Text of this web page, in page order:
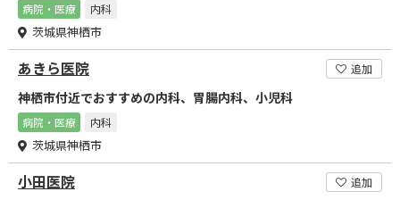
病院・医療 内科
茨城県神栖市
あきら医院 追加
神栖市付近でおすすめの内科、胃腸内科、小児科
病院・医療 内科
茨城県神栖市
小田医院 追加